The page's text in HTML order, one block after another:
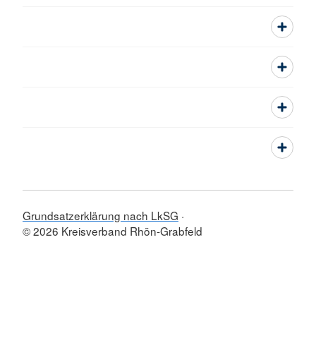
Grundsatzerklärung nach LkSG
© 2026 Kreisverband Rhön-Grabfeld